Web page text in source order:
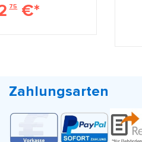
75€*
Zahlungsarten